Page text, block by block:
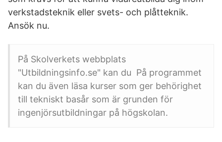
verkstadsteknik eller svets- och plåtteknik.
Ansök nu.
På Skolverkets webbplats
"Utbildningsinfo.se" kan du På programmet
kan du även läsa kurser som ger behörighet
till tekniskt basår som är grunden för
ingenjörsutbildningar på högskolan.